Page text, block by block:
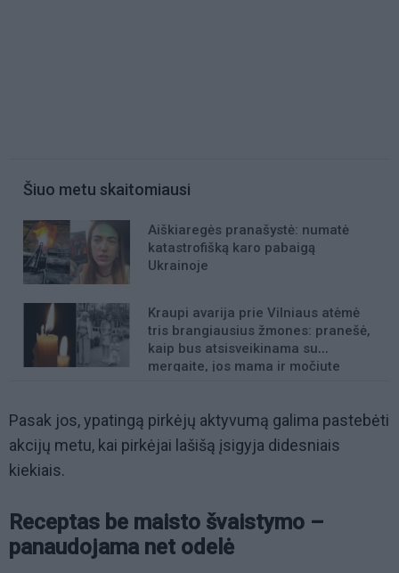
Šiuo metu skaitomiausi
Aiškiaregės pranašystė: numatė
katastrofišką karo pabaigą
Ukrainoje
Kraupi avarija prie Vilniaus atėmė
tris brangiausius žmones: pranešė,
kaip bus atsisveikinama su
mergaite, jos mama ir močiute
Pasak jos, ypatingą pirkėjų aktyvumą galima pastebėti
akcijų metu, kai pirkėjai lašišą įsigyja didesniais
kiekiais.
Receptas be maisto švaistymo –
panaudojama net odelė